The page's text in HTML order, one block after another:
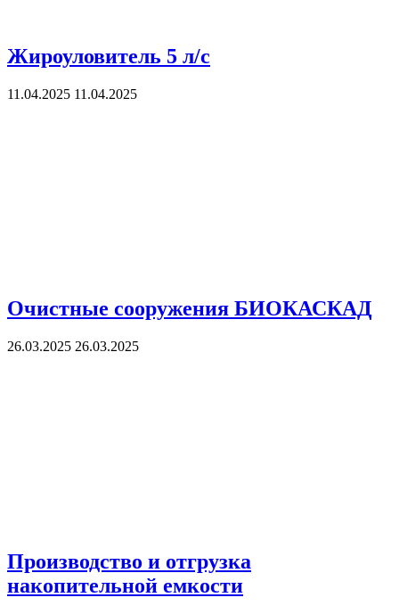
Жироуловитель 5 л/с
11.04.2025 11.04.2025
Очистные сооружения БИОКАСКАД
26.03.2025 26.03.2025
Производство и отгрузка
накопительной емкости